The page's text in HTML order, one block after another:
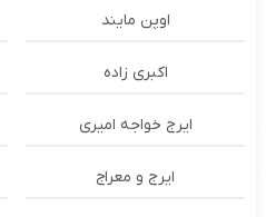
اوپن مایند
اکبری زاده
ایرج خواجه امیری
ایرج و معراج